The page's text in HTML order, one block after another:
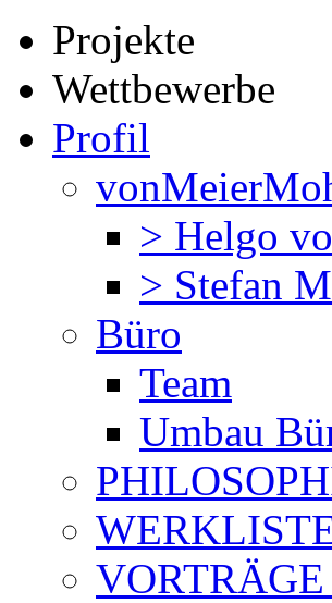
Projekte
Wettbewerbe
Profil
> Helgo
> Stefan
Büro
Team
Umbau